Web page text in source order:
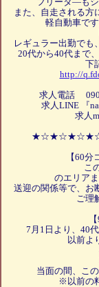
フリータ―もシ
また、自走される方
軽自動車で
レギュラー出勤でも
20代から40代まで
下
http://
求人電話
求人LINE 『
求人
【60分
こ
のエリア
送迎の関係等で、お
ご理
7月1日より、40
以前よ
当面の間、こ
※以前の